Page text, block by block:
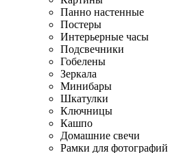
Панно настенные
Постеры
Интерьерные часы
Подсвечники
Гобелены
Зеркала
Минибары
Шкатулки
Ключницы
Кашпо
Домашние свечи
Рамки для фотографий